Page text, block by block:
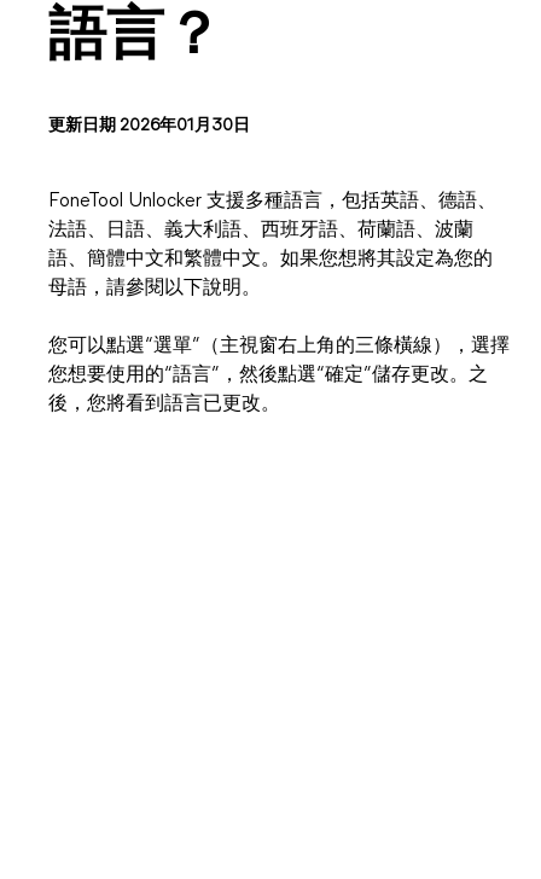
語言？
更新日期 2026年01月30日
FoneTool Unlocker 支援多種語言，包括英語、德語、
法語、日語、義大利語、西班牙語、荷蘭語、波蘭
語、簡體中文和繁體中文。如果您想將其設定為您的
母語，請參閱以下說明。
您可以點選“選單”（主視窗右上角的三條橫線），選擇
您想要使用的“語言”，然後點選“確定”儲存更改。之
後，您將看到語言已更改。